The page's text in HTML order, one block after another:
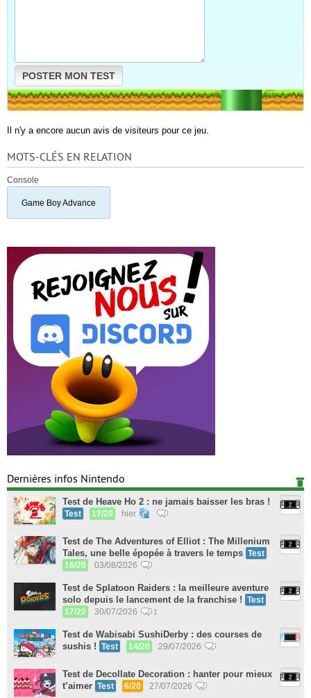
POSTER MON TEST
Il n'y a encore aucun avis de visiteurs pour ce jeu.
MOTS-CLÉS EN RELATION
Console
Game Boy Advance
Dernières infos Nintendo
Test de Heave Ho 2 : ne jamais baisser les bras !
Test 17/20 hier
Test de The Adventures of Elliot : The Millenium
Tales, une belle épopée à travers le temps Test
16/20
03/08/2026
Test de Splatoon Raiders : la meilleure aventure
solo depuis le lancement de la franchise !
Test
17/20
30/07/2026 1
Test de Wabisabi SushiDerby : des courses de
sushis !
Test 14/20 29/07/2026
Test de Decollate Decoration : hanter pour mieux
t’aimer Test 6/20 27/07/2026